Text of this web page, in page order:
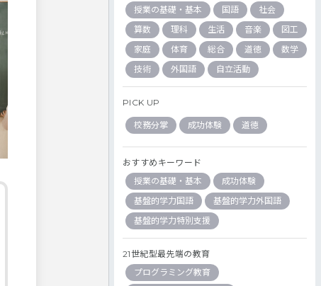
授業の基礎・基本
国語
社会
算数
理科 生活 音楽
図工
家庭
体育 総合 道徳
数学
技術
外国語 自立活動
PICK UP
校務分掌 成功体験 道徳
おすすめキーワード
授業の基礎・基本
成功体験
基盤的学力国語
基盤的学力外国語
基盤的学力特別支援
21世紀型最先端の教育
プログラミング教育